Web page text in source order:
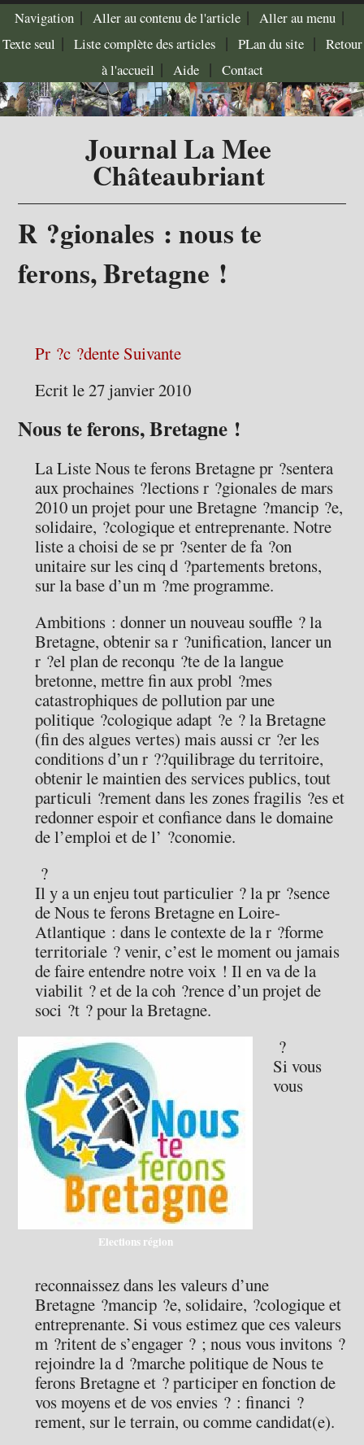
Navigation| Aller au contenu de l'article| Aller au menu|
Texte seul | Liste complète des articles| PLan du site | Retour
à l'accueil | Aide| Contact
Journal La Mee
Châteaubriant
R ?gionales : nous te
ferons, Bretagne !
Pr ?c ?dente Suivante
Ecrit le 27 janvier 2010
Nous te ferons, Bretagne !
La Liste Nous te ferons Bretagne pr ?sentera
aux prochaines ?lections r ?gionales de mars
2010 un projet pour une Bretagne ?mancip ?e,
solidaire, ?cologique et entreprenante. Notre
liste a choisi de se pr ?senter de fa ?on
unitaire sur les cinq d ?partements bretons,
sur la base d’un m ?me programme.
Ambitions : donner un nouveau souffle ? la
Bretagne, obtenir sa r ?unification, lancer un
r ?el plan de reconqu ?te de la langue
bretonne, mettre fin aux probl ?mes
catastrophiques de pollution par une
politique ?cologique adapt ?e ? la Bretagne
(fin des algues vertes) mais aussi cr ?er les
conditions d’un r ??quilibrage du territoire,
obtenir le maintien des services publics, tout
particuli ?rement dans les zones fragilis ?es et
redonner espoir et confiance dans le domaine
de l’emploi et de l’ ?conomie.
?
Il y a un enjeu tout particulier ? la pr ?sence
de Nous te ferons Bretagne en Loire-
Atlantique : dans le contexte de la r ?forme
territoriale ? venir, c’est le moment ou jamais
de faire entendre notre voix ! Il en va de la
viabilit ? et de la coh ?rence d’un projet de
soci ?t ? pour la Bretagne.
Elections région
?
Si vous
vous
reconnaissez dans les valeurs d’une
Bretagne ?mancip ?e, solidaire, ?cologique et
entreprenante. Si vous estimez que ces valeurs
m ?ritent de s’engager ? ; nous vous invitons ?
rejoindre la d ?marche politique de Nous te
ferons Bretagne et ? participer en fonction de
vos moyens et de vos envies ? : financi ?
rement, sur le terrain, ou comme candidat(e).